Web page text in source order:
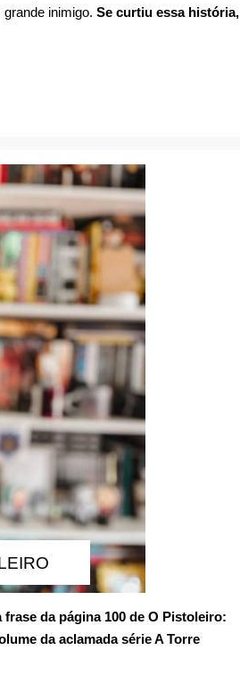
inimigo. Se curtiu essa história,
frase da página 100 de O Pistoleiro:
da aclamada série A Torre